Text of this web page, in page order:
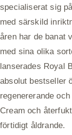
specialiserat sig
med särskild
åren har de banat
med sina olika
lanserades Royal
absolut bestseller
regenererande
Cream och
förtidigt åldrande.